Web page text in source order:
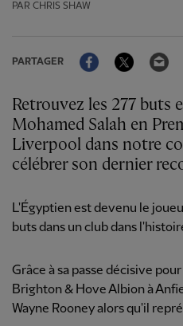
PAR CHRIS SHAW
PARTAGER
FacebookTwitter
Retrouvez les 277 buts
Mohamed Salah en
Liverpool dans notre
célébrer son dernier
L'Égyptien est devenu le
buts dans un club dans
Grâce à sa passe décisive
Brighton & Hove Albion à
Wayne Rooney alors qu'il